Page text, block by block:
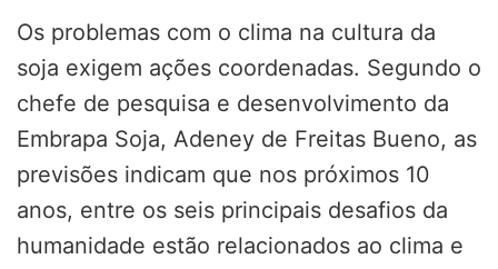
Os problemas com o clima na cultura da
soja exigem ações coordenadas. Segundo o
chefe de pesquisa e desenvolvimento da
Embrapa Soja, Adeney de Freitas Bueno, as
previsões indicam que nos próximos 10
anos, entre os seis principais desafios da
humanidade estão relacionados ao clima e